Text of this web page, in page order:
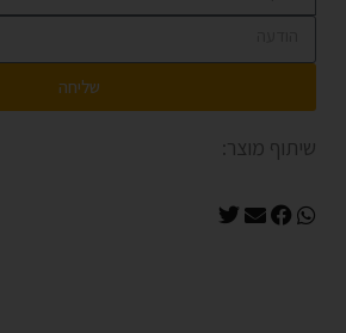
שליחה
שיתוף מוצר: